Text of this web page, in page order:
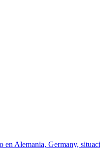
Alemania, Germany,